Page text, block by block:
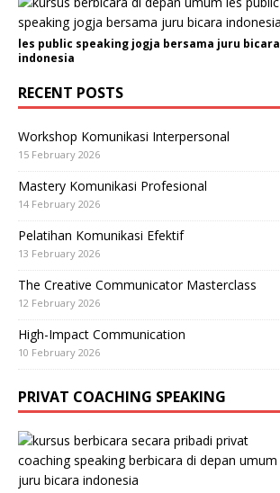
les public speaking jogja bersama juru bicara
indonesia
RECENT POSTS
Workshop Komunikasi Interpersonal
15 February 2026
Mastery Komunikasi Profesional
14 February 2026
Pelatihan Komunikasi Efektif
13 February 2026
The Creative Communicator Masterclass
12 February 2026
High-Impact Communication
10 February 2026
PRIVAT COACHING SPEAKING